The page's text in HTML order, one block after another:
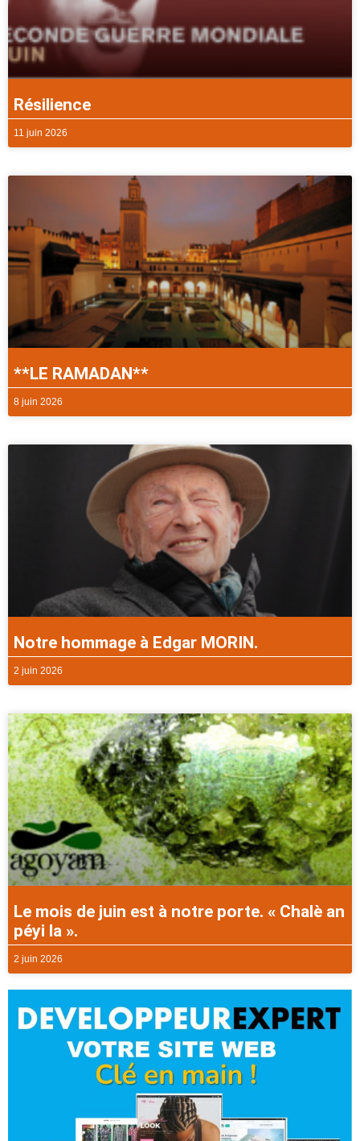
Résilience
11 juin 2026
**LE RAMADAN**
8 juin 2026
Notre hommage à Edgar MORIN.
2 juin 2026
Le mois de juin est à notre porte. « Chalè an
péyi la ».
2 juin 2026